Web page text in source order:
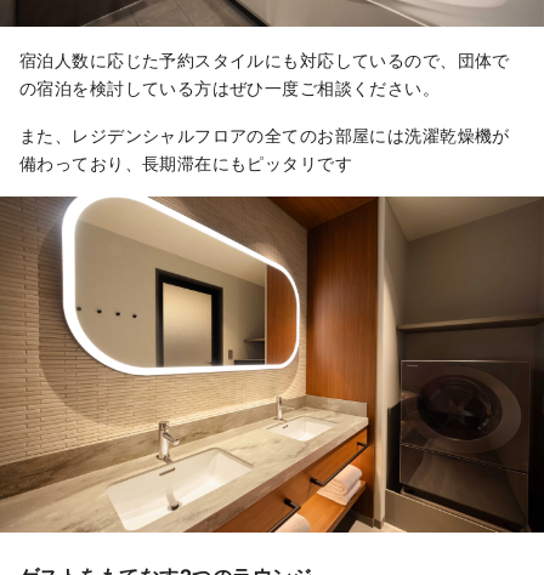
宿泊人数に応じた予約スタイルにも対応しているので、団体で
の宿泊を検討している方はぜひ一度ご相談ください。
また、レジデンシャルフロアの全てのお部屋には洗濯乾燥機が
備わっており、長期滞在にもピッタリです